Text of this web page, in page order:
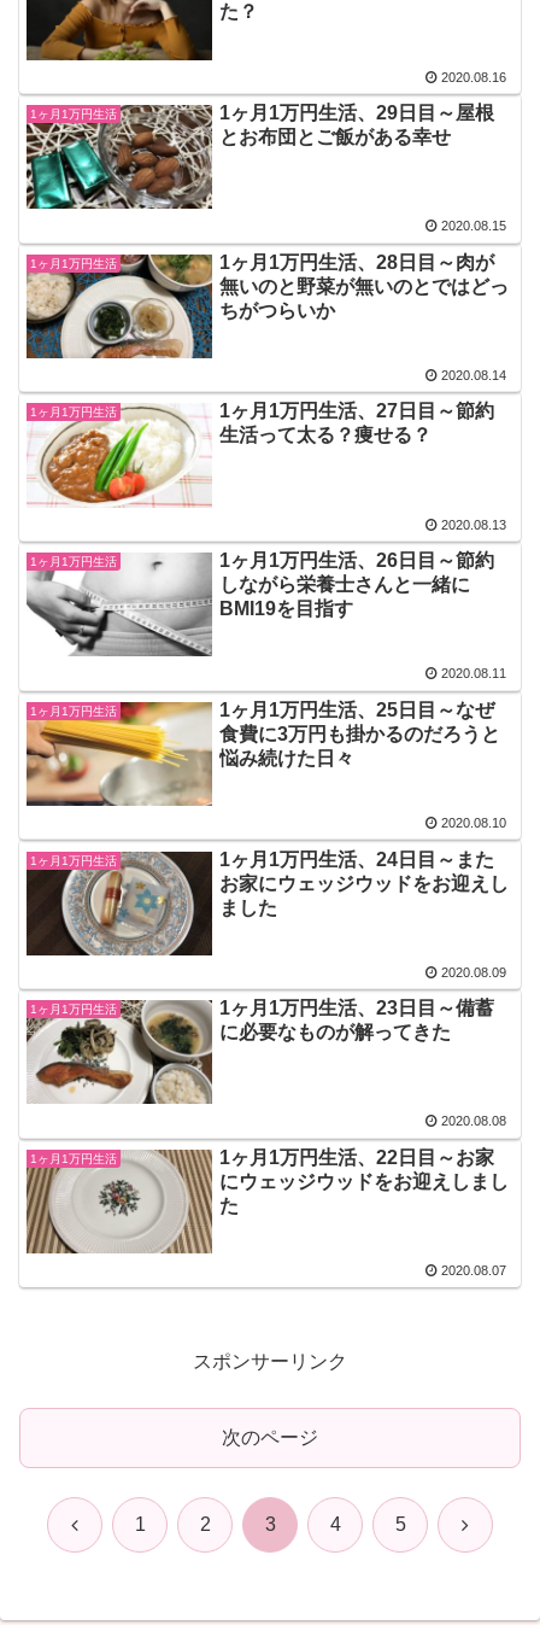
た？
2020.08.16
1ヶ月1万円生活
1ヶ月1万円生活、29日目～屋根
とお布団とご飯がある幸せ
2020.08.15
1ヶ月1万円生活
1ヶ月1万円生活、28日目～肉が
無いのと野菜が無いのとではどっ
ちがつらいか
2020.08.14
1ヶ月1万円生活
1ヶ月1万円生活、27日目～節約
生活って太る？痩せる？
2020.08.13
1ヶ月1万円生活
1ヶ月1万円生活、26日目～節約
しながら栄養士さんと一緒に
BMI19を目指す
2020.08.11
1ヶ月1万円生活
1ヶ月1万円生活、25日目～なぜ
食費に3万円も掛かるのだろうと
悩み続けた日々
2020.08.10
1ヶ月1万円生活
1ヶ月1万円生活、24日目～また
お家にウェッジウッドをお迎えし
ました
2020.08.09
1ヶ月1万円生活
1ヶ月1万円生活、23日目～備蓄
に必要なものが解ってきた
2020.08.08
1ヶ月1万円生活
1ヶ月1万円生活、22日目～お家
にウェッジウッドをお迎えしまし
た
2020.08.07
スポンサーリンク
次のページ
前 1 2 3 4 5 次